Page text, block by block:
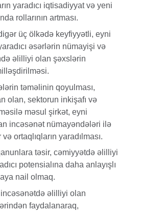
yaradıcı iqtisadiyyat və yeni
rollarının artması.
üç ölkədə keyfiyyətli, eyni
əsərlərin nümayişi və
əlilliyi olan şəxslərin
təməlinin qoyulması,
olan, sektorun inkişafı və
məsul şirkət, eyni
incəsənət nümayəndələri ilə
ortaqlıqların yaradılması.
təsir, cəmiyyətdə əlilliyi
potensialına daha anlayışlı
nail olmaq.
incəsənətdə əlilliyi olan
faydalanaraq,